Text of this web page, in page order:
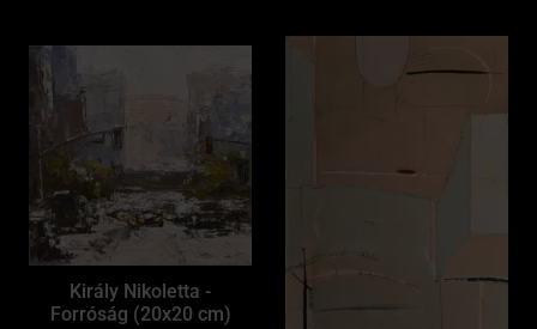
Király Nikoletta -
Forróság (20x20 cm)